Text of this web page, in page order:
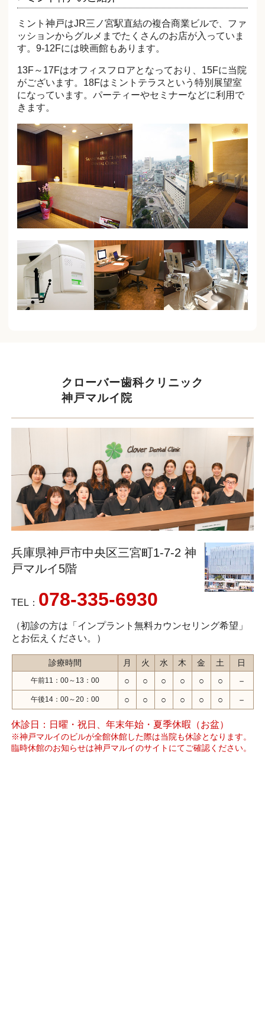
ミント神戸はJR三ノ宮駅直結の複合商業ビルで、ファ
ッションからグルメまでたくさんのお店が入っていま
す。9-12Fには映画館もあります。
13F～17Fはオフィスフロアとなっており、15Fに当院
がございます。18Fはミントテラスという特別展望室
になっています。パーティーやセミナーなどに利用で
きます。
クローバー歯科クリニック
神戸マルイ院
兵庫県神戸市中央区三宮町1-7-2 神
戸マルイ5階
TEL： 078-335-6930
（初診の方は「インプラント無料カウンセリング希望」
とお伝えください。）
診療時間 月 火 水 木 金 土 日
午前11：00～13：00 ○ ○ ○ ○ ○ ○ －
午後14：00～20：00 ○ ○ ○ ○ ○ ○ －
休診日：日曜・祝日、年末年始・夏季休暇（お盆）
※神戸マルイのビルが全館休館した際は当院も休診となります。
臨時休館のお知らせは神戸マルイのサイトにてご確認ください。